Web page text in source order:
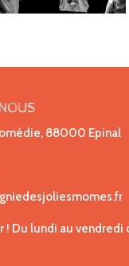
88000 Epinal
! Du lundi au vendredi